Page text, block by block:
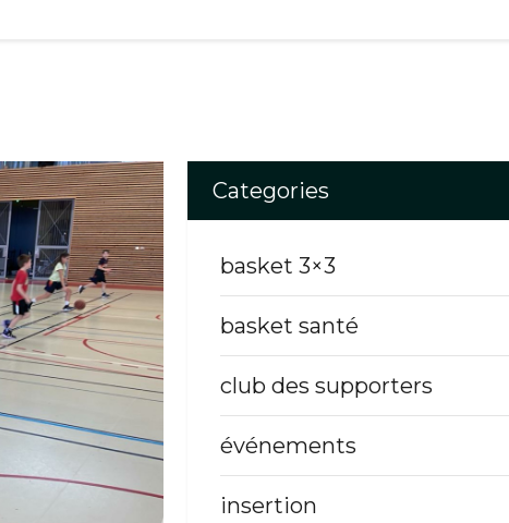
Categories
basket 3×3
basket santé
club des supporters
événements
insertion